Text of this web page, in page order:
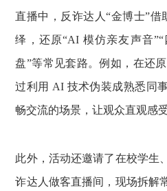
直播中，反诈达人“金博士”
绎，还原“AI 模仿亲友声音
盘”等常见套路。例如，在还
过利用 AI 技术伪装成熟悉同
畅交流的场景，让观众直观感
此外，活动还邀请了在校学生
诈达人做客直播间，现场拆解